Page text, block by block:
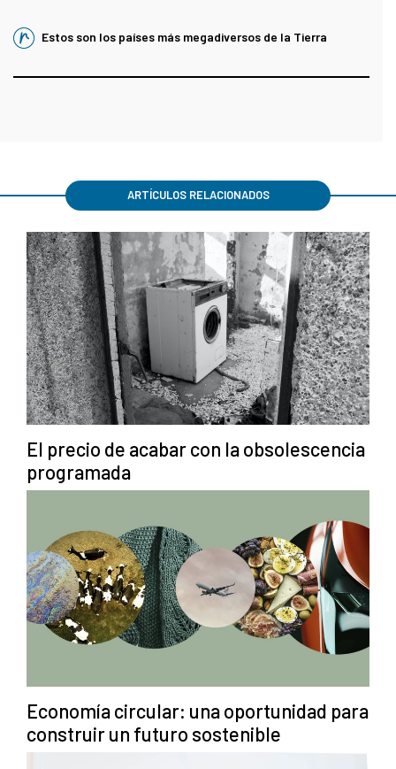
Estos son los países más megadiversos de la Tierra
ARTÍCULOS RELACIONADOS
El precio de acabar con la obsolescencia
programada
Economía circular: una oportunidad para
construir un futuro sostenible